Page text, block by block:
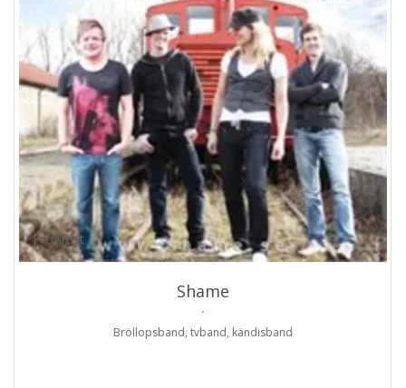
ProArtist
Shame
.
Bröllopsband, tvband, kändisband